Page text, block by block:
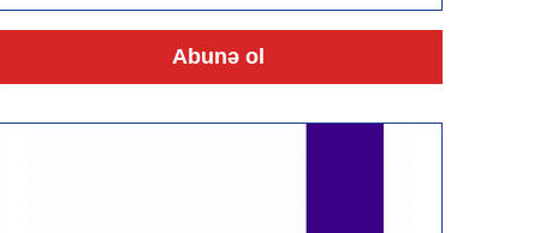
Abunə ol